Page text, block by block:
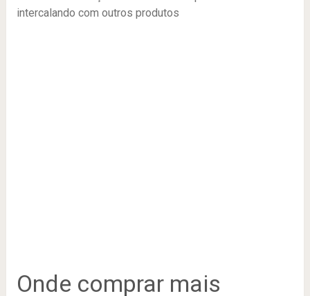
intercalando com outros produtos
Onde comprar mais